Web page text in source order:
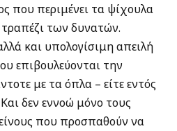
που περιμένει τα ψίχουλα
των δυνατών.
και υπολογίσιμη απειλή
επιβουλεύονται την
με τα όπλα – είτε εντός
δεν εννοώ μόνο τους
που προσπαθούν να